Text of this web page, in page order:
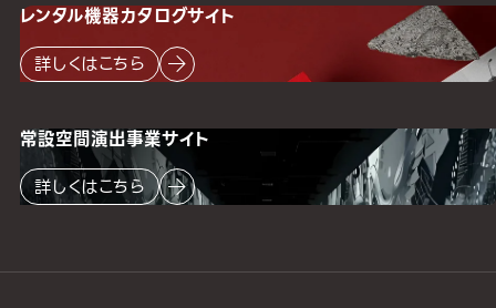
レンタル機器カタログサイト
詳しくはこちら
常設空間演出事業サイト
詳しくはこちら